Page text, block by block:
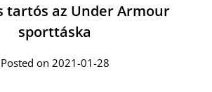
tartós az Under Armour
sporttáska
Posted on 2021-01-28